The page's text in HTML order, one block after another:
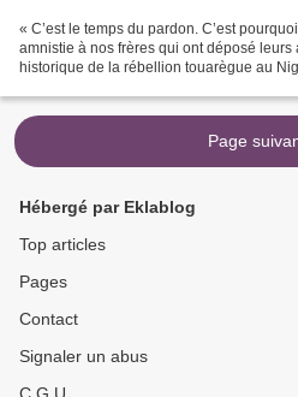
« C’est le temps du pardon. C’est
amnistie à nos frères qui ont déposé leurs
historique de la rébellion touarègue au
Page
Hébergé par Eklablog
Top articles
Pages
Contact
Signaler un abus